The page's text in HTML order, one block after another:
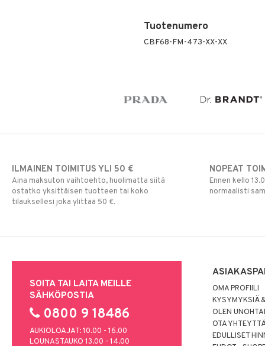
Tuotenumero
CBF68-FM-473-XX-XX
ILMAINEN TOIMITUS YLI 50 €
Aina maksuton vaihtoehto, huolimatta siitä
ostatko yksittäisen tuotteen tai koko
tilauksellesi joka ylittää 50 €.
NOPEAT
Ennen kello
normaalisti
SOITA TAI LAITA MEILLE
SÄHKÖPOSTIA
0800 9 18486
AUKIOLOAJAT: 10.00 - 16.00
LOUNASTAUKO 13.00 - 14.00
OMA PROFIILI
KYSYMYKSIÄ
OLEN
OTA
EDULLISET